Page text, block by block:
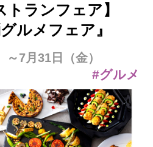
トランフェア】
ルメフェア』
7月31日（金）
#グルメ